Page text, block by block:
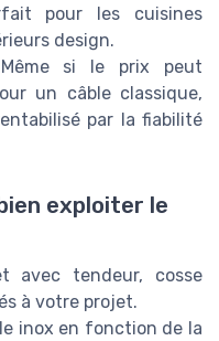
pour les cuisines
design.
si le prix peut
un câble classique,
par la fiabilité
exploiter le
avec tendeur, cosse
à votre projet.
inox en fonction de la